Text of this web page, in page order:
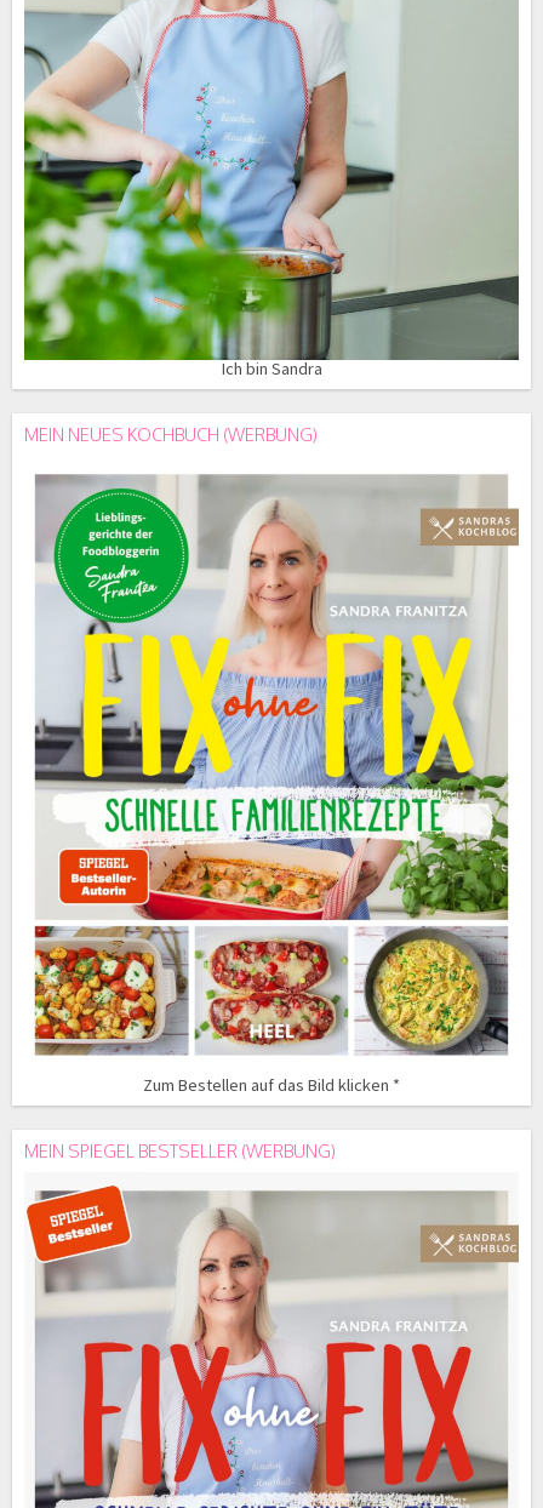
Ich bin Sandra
MEIN NEUES KOCHBUCH (WERBUNG)
Zum Bestellen auf das Bild klicken *
MEIN SPIEGEL BESTSELLER (WERBUNG)